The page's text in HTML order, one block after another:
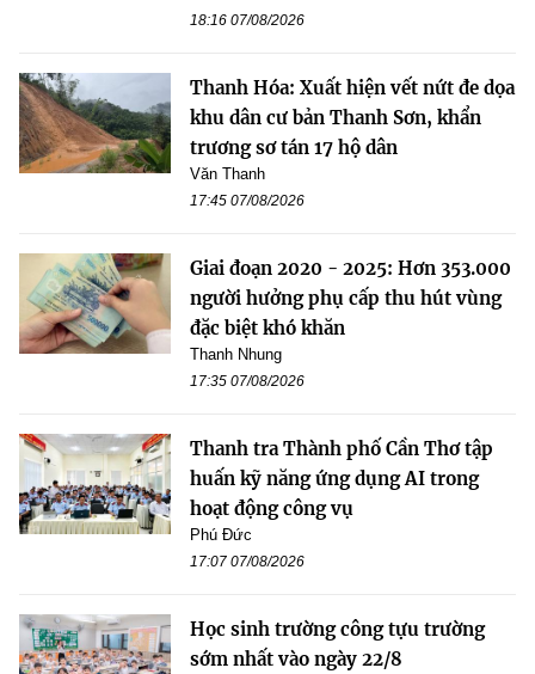
18:16 07/08/2026
Thanh Hóa: Xuất hiện vết nứt đe dọa
khu dân cư bản Thanh Sơn, khẩn
trương sơ tán 17 hộ dân
Văn Thanh
17:45 07/08/2026
Giai đoạn 2020 - 2025: Hơn 353.000
người hưởng phụ cấp thu hút vùng
đặc biệt khó khăn
Thanh Nhung
17:35 07/08/2026
Thanh tra Thành phố Cần Thơ tập
huấn kỹ năng ứng dụng AI trong
hoạt động công vụ
Phú Đức
17:07 07/08/2026
Học sinh trường công tựu trường
sớm nhất vào ngày 22/8